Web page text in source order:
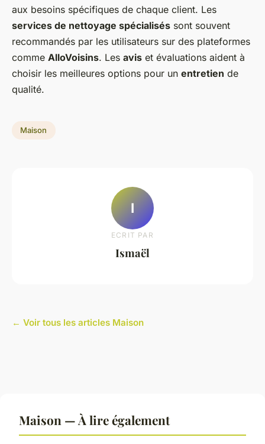
aux besoins spécifiques de chaque client. Les
services de nettoyage spécialisés sont souvent
recommandés par les utilisateurs sur des plateformes
comme AlloVoisins. Les avis et évaluations aident à
choisir les meilleures options pour un entretien de
qualité.
Maison
I
ECRIT PAR
Ismaël
← Voir tous les articles Maison
Maison — À lire également